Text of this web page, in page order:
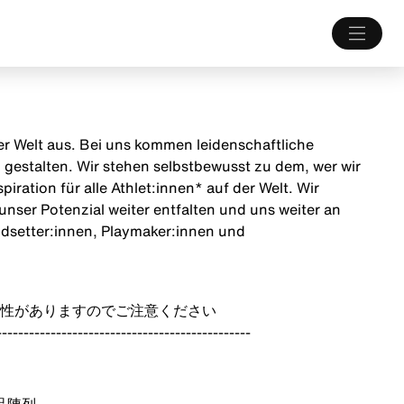
Welt aus. Bei uns kommen leidenschaftliche
Wir stehen selbstbewusst zu dem, wer wir
für alle Athlet:innen* auf der Welt. Wir
Potenzial weiter entfalten und uns weiter an
Playmaker:innen und
がありますのでご注意ください